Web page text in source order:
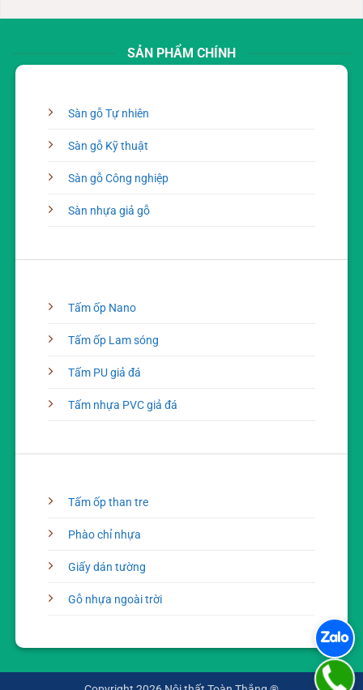
Delivery
SẢN PHẨM CHÍNH
Sàn gỗ Tự nhiên
Sàn gỗ Kỹ thuật
Sàn gỗ Công nghiệp
Sàn nhựa giả gỗ
Tấm ốp Nano
Tấm ốp Lam sóng
Tấm PU giả đá
Tấm nhựa PVC giả đá
Tấm ốp than tre
Phào chỉ nhựa
Giấy dán tường
Gỗ nhựa ngoài trời